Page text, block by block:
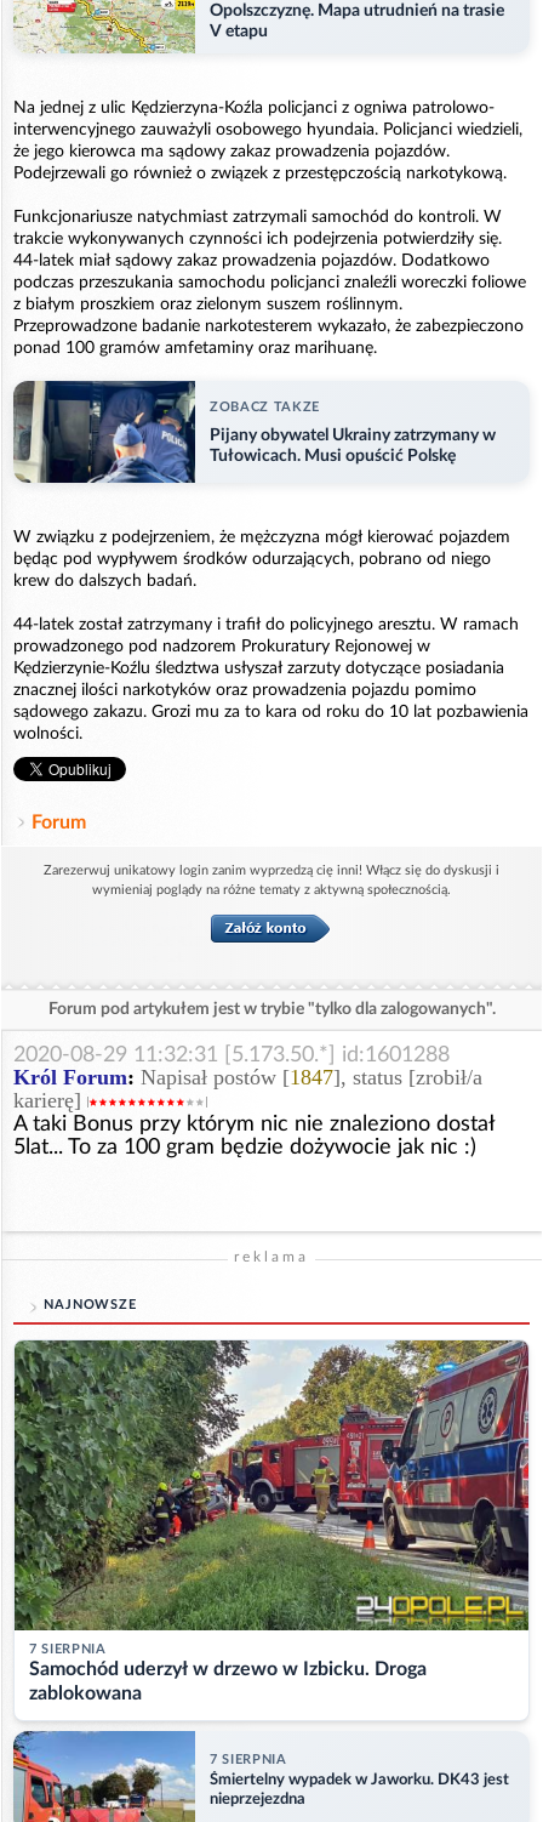
Opolszczyznę. Mapa utrudnień na trasie
V etapu
Na jednej z ulic Kędzierzyna-Koźla policjanci z ogniwa patrolowo-
interwencyjnego zauważyli osobowego hyundaia. Policjanci wiedzieli,
że jego kierowca ma sądowy zakaz prowadzenia pojazdów.
Podejrzewali go również o związek z przestępczością narkotykową.
Funkcjonariusze natychmiast zatrzymali samochód do kontroli. W
trakcie wykonywanych czynności ich podejrzenia potwierdziły się.
44-latek miał sądowy zakaz prowadzenia pojazdów. Dodatkowo
podczas przeszukania samochodu policjanci znaleźli woreczki foliowe
z białym proszkiem oraz zielonym suszem roślinnym.
Przeprowadzone badanie narkotesterem wykazało, że zabezpieczono
ponad 100 gramów amfetaminy oraz marihuanę.
ZOBACZ TAKZE
Pijany obywatel Ukrainy zatrzymany w
Tułowicach. Musi opuścić Polskę
W związku z podejrzeniem, że mężczyzna mógł kierować pojazdem
będąc pod wypływem środków odurzających, pobrano od niego
krew do dalszych badań.
44-latek został zatrzymany i trafił do policyjnego aresztu. W ramach
prowadzonego pod nadzorem Prokuratury Rejonowej w
Kędzierzynie-Koźlu śledztwa usłyszał zarzuty dotyczące posiadania
znacznej ilości narkotyków oraz prowadzenia pojazdu pomimo
sądowego zakazu. Grozi mu za to kara od roku do 10 lat pozbawienia
wolności.
Forum
Zarezerwuj unikatowy login zanim wyprzedzą cię inni! Włącz się do dyskusji i
wymieniaj poglądy na różne tematy z aktywną społecznością.
Forum pod artykułem jest w trybie "tylko dla zalogowanych".
2020-08-29 11:32:31 [5.173.50.*] id:1601288
Król Forum: Napisał postów [1847], status [zrobił/a
karierę]
A taki Bonus przy którym nic nie znaleziono dostał
5lat... To za 100 gram będzie dożywocie jak nic :)
reklama
NAJNOWSZE
7 SIERPNIA
Samochód uderzył w drzewo w Izbicku. Droga
zablokowana
7 SIERPNIA
Śmiertelny wypadek w Jaworku. DK43 jest
nieprzejezdna